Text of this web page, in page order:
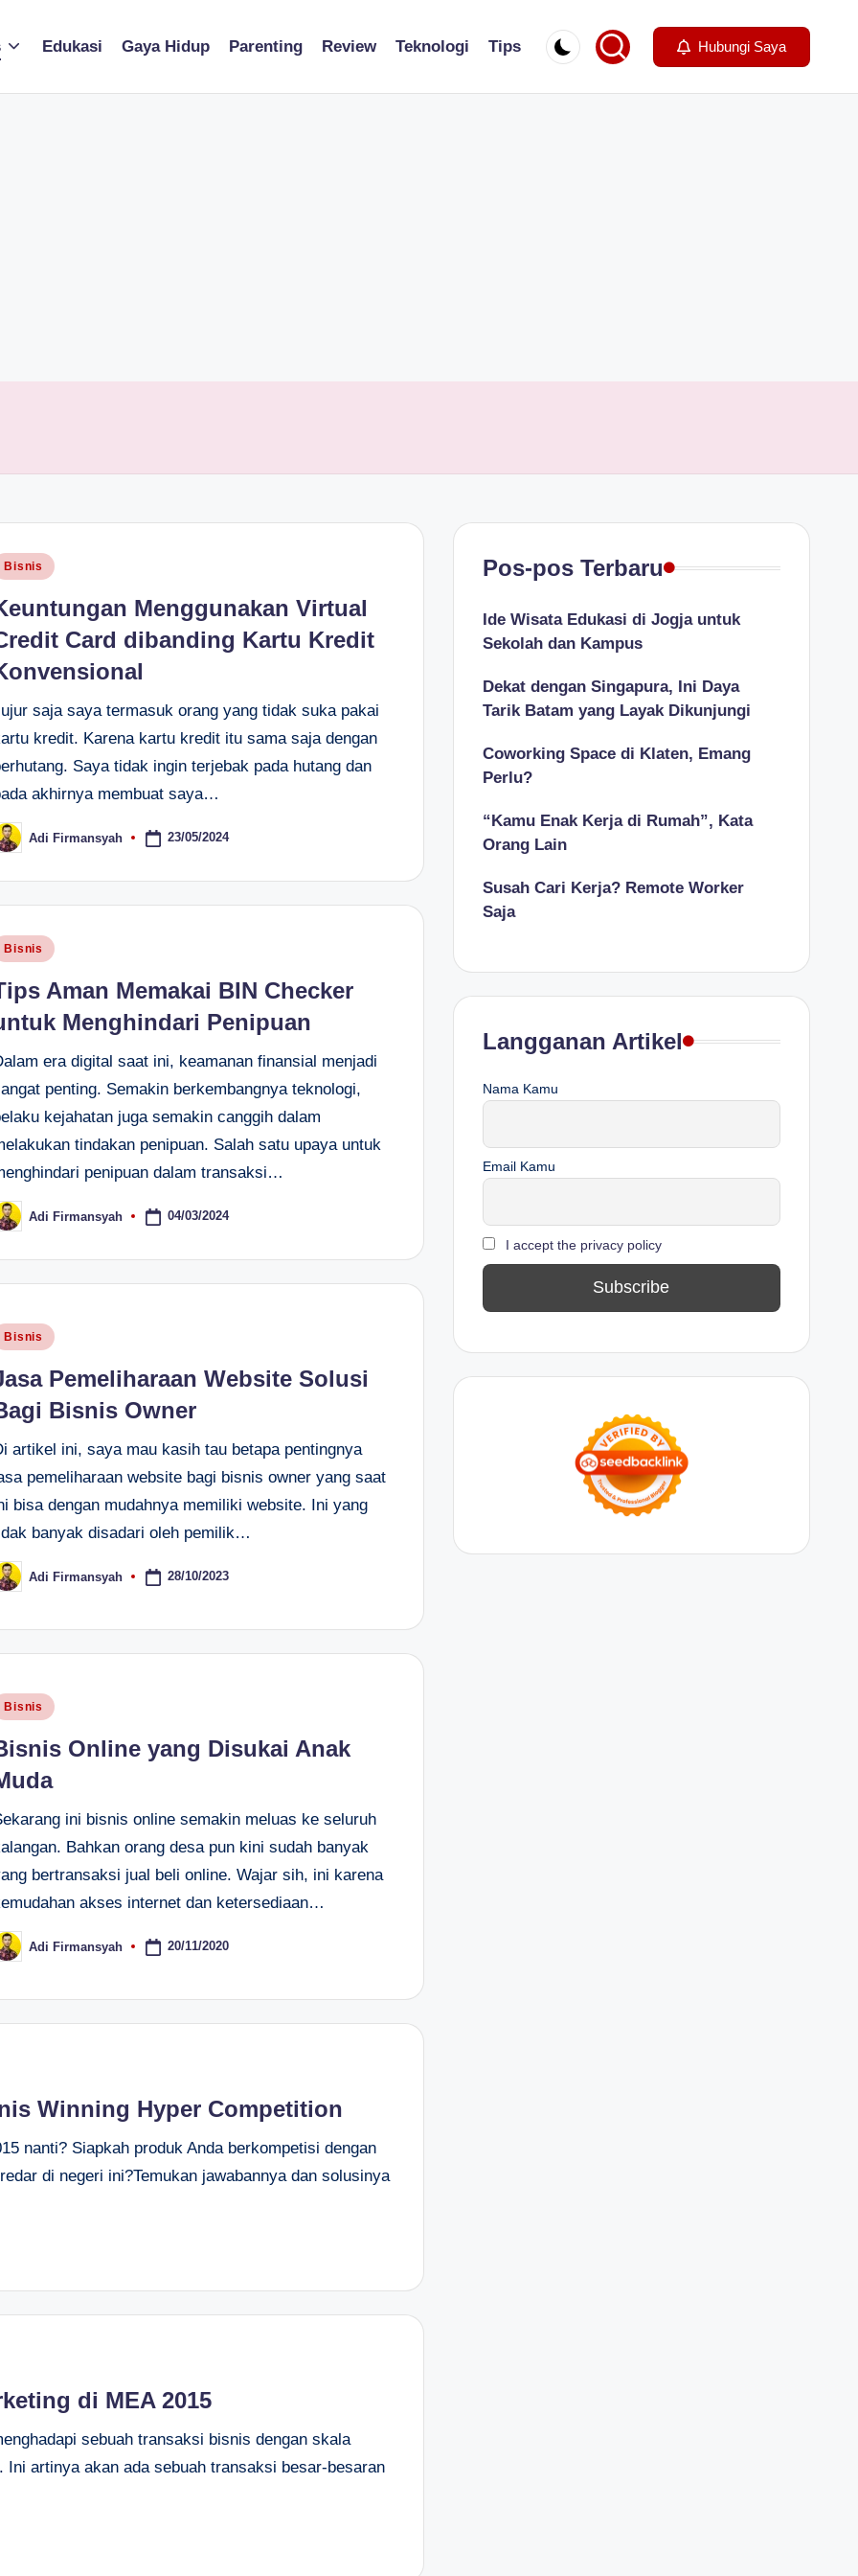
Edukasi Gaya Hidup Parenting Review Teknologi Tips Hubungi Saya
Bisnis
Menggunakan Virtual
Card dibanding Kartu Kredit
saja saya termasuk orang yang tidak suka pakai
kredit. Karena kartu kredit itu sama saja dengan
Saya tidak ingin terjebak pada hutang dan
akhirnya membuat saya…
Adi Firmansyah 23/05/2024
Bisnis
Aman Memakai BIN Checker
Menghindari Penipuan
era digital saat ini, keamanan finansial menjadi
penting. Semakin berkembangnya teknologi,
kejahatan juga semakin canggih dalam
tindakan penipuan. Salah satu upaya untuk
penipuan dalam transaksi…
Adi Firmansyah 04/03/2024
Bisnis
Pemeliharaan Website Solusi
Bisnis Owner
artikel ini, saya mau kasih tau betapa pentingnya
pemeliharaan website bagi bisnis owner yang saat
bisa dengan mudahnya memiliki website. Ini yang
banyak disadari oleh pemilik…
Adi Firmansyah 28/10/2023
Bisnis
Online yang Disukai Anak
ini bisnis online semakin meluas ke seluruh
Bahkan orang desa pun kini sudah banyak
bertransaksi jual beli online. Wajar sih, ini karena
akses internet dan ketersediaan…
Adi Firmansyah 20/11/2020
Winning Hyper Competition
nanti? Siapkah produk Anda berkompetisi dengan
di negeri ini?Temukan jawabannya dan solusinya
di MEA 2015
sebuah transaksi bisnis dengan skala
artinya akan ada sebuah transaksi besar-besaran
Pos-pos Terbaru
Ide Wisata Edukasi di Jogja untuk
Sekolah dan Kampus
Dekat dengan Singapura, Ini Daya
Tarik Batam yang Layak Dikunjungi
Coworking Space di Klaten, Emang
Perlu?
“Kamu Enak Kerja di Rumah”, Kata
Orang Lain
Susah Cari Kerja? Remote Worker
Saja
Langganan Artikel
Nama Kamu
Email Kamu
I accept the privacy policy